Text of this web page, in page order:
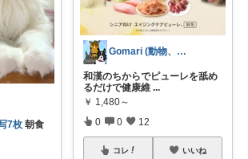
7枚 朝食
Gomari (動物、ハンドメイド好き)
和漢のちからでピューレを舐め
るだけで健康維 ...
￥ 1,480～
0 0 12
コレ いいね